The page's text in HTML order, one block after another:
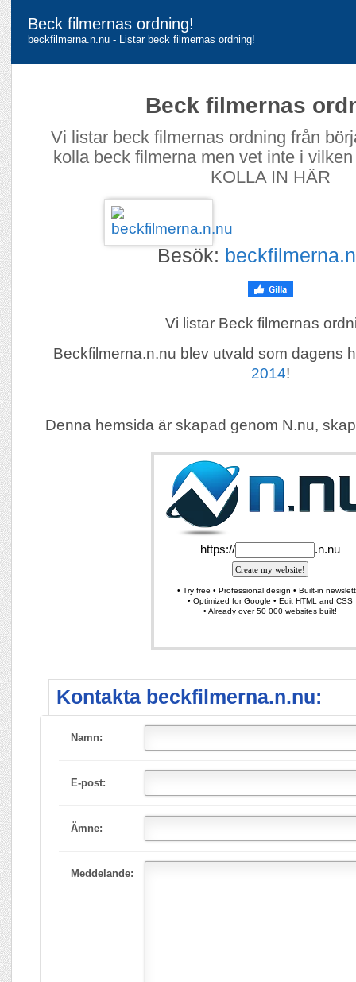
Beck filmernas ordning!
beckfilmerna.n.nu - Listar beck filmernas ordning!
Beck filmernas
Vi listar beck filmernas ordning från
kolla beck filmerna men vet inte i
KOLLA IN HÄR
Besök:
Vi listar Beck filmernas
Beckfilmerna.n.nu blev utvald som dagens
2014!
Denna hemsida är skapad genom N.nu,
Kontakta beckfilmerna.n.nu:
Namn:
E-post:
Ämne:
Meddelande: